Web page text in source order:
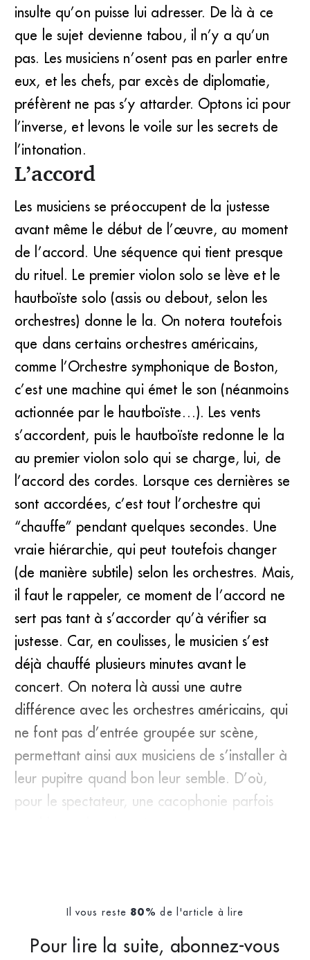
insulte qu’on puisse lui adresser. De là à ce
que le sujet devienne tabou, il n’y a qu’un
pas. Les musiciens n’osent pas en parler entre
eux, et les chefs, par excès de diplomatie,
préfèrent ne pas s’y attarder. Optons ici pour
l’inverse, et levons le voile sur les secrets de
l’intonation.
L’accord
Les musiciens se préoccupent de la justesse
avant même le début de l’œuvre, au moment
de l’accord. Une séquence qui tient presque
du rituel. Le premier violon solo se lève et le
hautboïste solo (assis ou debout, selon les
orchestres) donne le la. On notera toutefois
que dans certains orchestres américains,
comme l’Orchestre symphonique de Boston,
c’est une machine qui émet le son (néanmoins
actionnée par le hautboïste…). Les vents
s’accordent, puis le hautboïste redonne le la
au premier violon solo qui se charge, lui, de
l’accord des cordes. Lorsque ces dernières se
sont accordées, c’est tout l’orchestre qui
“chauffe” pendant quelques secondes. Une
vraie hiérarchie, qui peut toutefois changer
(de manière subtile) selon les orchestres. Mais,
il faut le rappeler, ce moment de l’accord ne
sert pas tant à s’accorder qu’à vérifier sa
justesse. Car, en coulisses, le musicien s’est
déjà chauffé plusieurs minutes avant le
concert. On notera là aussi une autre
différence avec les orchestres américains, qui
ne font pas d’entrée groupée sur scène,
permettant ainsi aux musiciens de s’installer à
leur pupitre quand bon leur semble. D’où,
pour le spectateur, une cacophonie parfois
Il vous reste 80% de l'article à lire
Pour lire la suite, abonnez-vous